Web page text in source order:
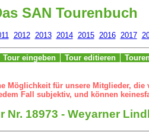
SAN Tourenbuch
2012 2013 2014 2015 2016 2017
Tour eingeben Tour editieren
Möglichkeit für unsere Mitglieder, die
Fall subjektiv, und können
Nr. 18973 - Weyarner Lindl